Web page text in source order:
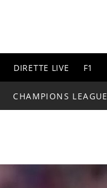
DIRETTE LIVE F1
CHAMPIONS LEAGUE